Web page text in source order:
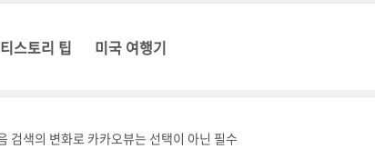
티스토리 팁 미국 여행기
검색의 변화로 카카오뷰는 선택이 아닌 필수